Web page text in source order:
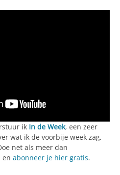
ik In de Week, een zeer
wat ik de voorbije week zag,
net als meer dan
en abonneer je hier gratis.